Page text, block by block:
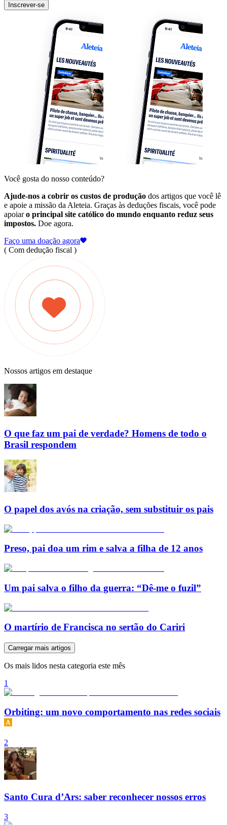
Inscrever-se
Você gosta do nosso conteúdo?
Ajude-nos a cobrir os custos de produção dos artigos que você lê
e apoie a missão da Aleteia. Graças às deduções fiscais, você pode
apoiaro principal site católico do mundo enquanto reduz seus
impostos. Doe agora.
Faço uma doação agora
( Com dedução fiscal )
Nossos artigos em destaque
O que faz um pai de verdade? Homens de todo o
Brasil respondem
O papel dos avós na criação, sem substituir os pais
Preso, pai doa um rim e salva a filha de 12 anos
Um pai salva o filho da guerra: “Dê-me o fuzil”
O martírio de Francisca no sertão do Cariri
Carregar mais artigos
Os mais lidos nesta categoria este mês
1
Orbiting: um novo comportamento nas redes sociais
2
Santo Cura d’Ars: saber reconhecer nossos erros
3